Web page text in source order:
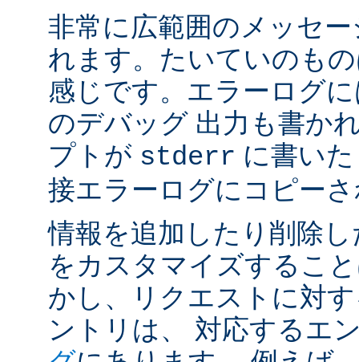
非常に広範囲のメッセ
れます。たいていのも
感じです。エラーログ
のデバッグ 出力も書か
プトが stderr に書い
接エラーログにコピー
情報を追加したり削除
をカスタマイズするこ
かし、リクエストに対
ントリは、 対応するエ